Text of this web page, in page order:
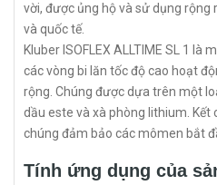
vời, được ủng hộ và sử dụng
và quốc tế.
Kluber ISOFLEX ALLTIME SL 1 là
các vòng bi lăn tốc độ cao hoạt
rộng. Chúng được dựa trên một
dầu este và xà phòng lithium. Kết
chúng đảm bảo các mômen bắt
Tính ứng dụng của